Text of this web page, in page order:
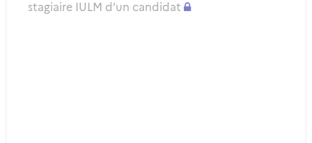
stagiaire IULM d’un candidat